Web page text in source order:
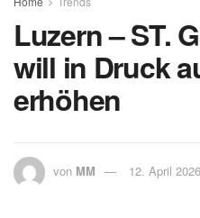
Luzern – ST.
will in Druck
erhöhen
von MM 12. April 2026